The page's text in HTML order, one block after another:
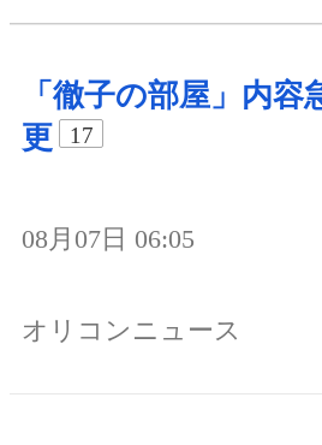
「徹子の部屋」内容
更
17
08月07日 06:05
オリコンニュース